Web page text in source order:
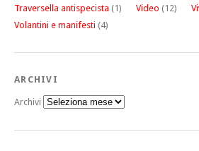
Traversella antispecista (1) Video (12)
Volantini e manifesti (4)
ARCHIVI
Archivi